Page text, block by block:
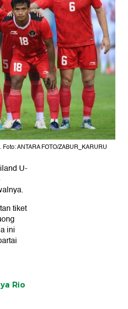
ANTARA FOTO/ZABUR_KARURU
U-
tiket
ini
Rio